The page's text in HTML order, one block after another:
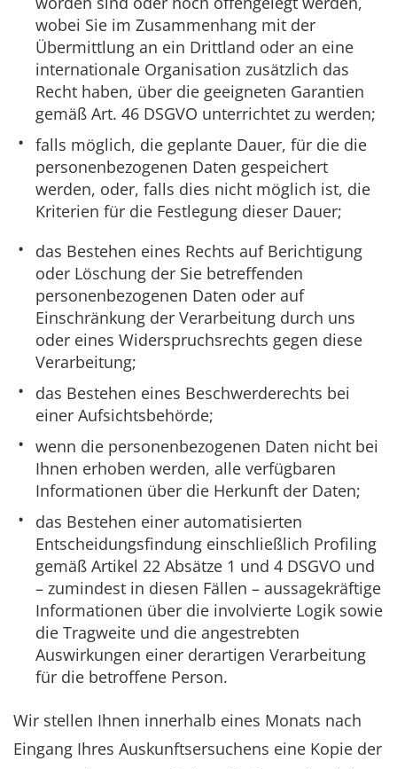
wobei Sie im Zusammenhang mit der
Übermittlung an ein Drittland oder an eine
internationale Organisation zusätzlich das
Recht haben, über die geeigneten Garantien
gemäß Art. 46 DSGVO unterrichtet zu werden;
falls möglich, die geplante Dauer, für die die
personenbezogenen Daten gespeichert
werden, oder, falls dies nicht möglich ist, die
Kriterien für die Festlegung dieser Dauer;
das Bestehen eines Rechts auf Berichtigung
oder Löschung der Sie betreffenden
personenbezogenen Daten oder auf
Einschränkung der Verarbeitung durch uns
oder eines Widerspruchsrechts gegen diese
Verarbeitung;
das Bestehen eines Beschwerderechts bei
einer Aufsichtsbehörde;
wenn die personenbezogenen Daten nicht bei
Ihnen erhoben werden, alle verfügbaren
Informationen über die Herkunft der Daten;
das Bestehen einer automatisierten
Entscheidungsfindung einschließlich Profiling
gemäß Artikel 22 Absätze 1 und 4 DSGVO und
– zumindest in diesen Fällen – aussagekräftige
Informationen über die involvierte Logik sowie
die Tragweite und die angestrebten
Auswirkungen einer derartigen Verarbeitung
für die betroffene Person.
Wir stellen Ihnen innerhalb eines Monats nach
Eingang Ihres Auskunftsersuchens eine Kopie der